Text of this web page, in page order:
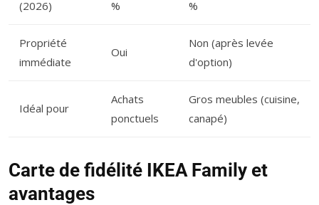
(2026)
%
%
Propriété
immédiate
Oui
Non (après levée
d'option)
Idéal pour
Achats
ponctuels
Gros meubles (cuisine,
canapé)
Carte de fidélité IKEA Family et
avantages